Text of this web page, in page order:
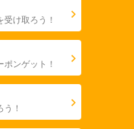
け取ろう！
ンゲット！
！